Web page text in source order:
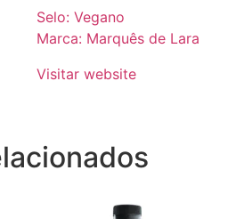
Selo: Vegano
Marca: Marquês de Lara
Visitar website